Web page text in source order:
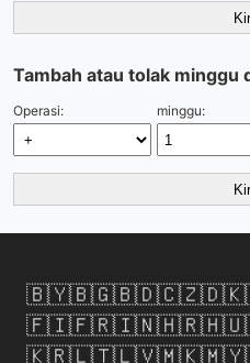
Tambah atau tolak minggu
Operasi: minggu:
🇧🇾🇧🇬🇧🇩🇨🇿🇩🇰
🇫🇮🇫🇷🇮🇳🇭🇷🇭🇺
🇰🇷🇱🇹🇱🇻🇲🇰🇲🇾